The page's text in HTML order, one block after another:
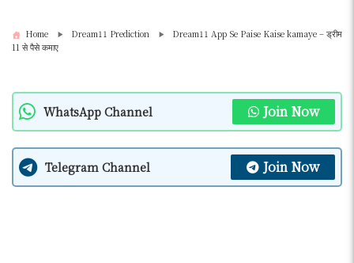
Home Dream11 Prediction
Dream11 App Se Paise Kaise kamaye – ड्रीम
11 से पैसे कमाए
WhatsApp Channel Join Now
Telegram Channel Join Now